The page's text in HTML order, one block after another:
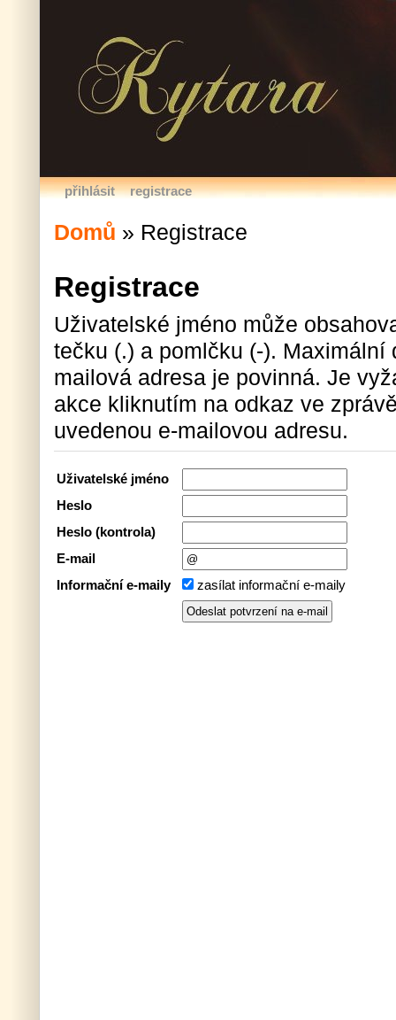
přihlásit registrace
Domů » Registrace
Registrace
Uživatelské jméno může
tečku (.) a pomlčku (-). Maximální
mailová adresa je povinná. Je
akce kliknutím na odkaz ve
uvedenou e-mailovou adresu.
Uživatelské jméno
Heslo
Heslo (kontrola)
E-mail
Informační e-maily
zasílat informační e-maily